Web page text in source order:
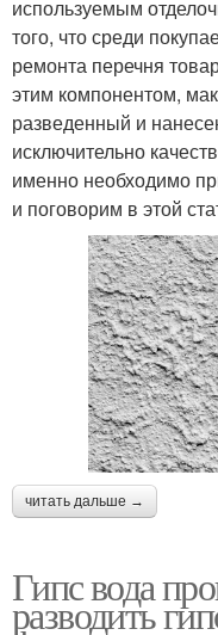
используемым
того, что среди
ремонта перечня
этим компонентом,
разведенный и
исключительно
именно необходимо
и поговорим в этой
читать дальше →
Гипс вода
разводить